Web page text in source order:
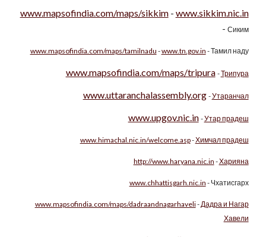
www.mapsofindia.com/maps/sikkim- www.sikkim.nic.in
- Сиким
www.mapsofindia.com/maps/tamilnadu -www.tn.gov.in - Тамил наду
www.mapsofindia.com/maps/tripura -Трипура
www.uttaranchalassembly.org -Утаранчал
www.upgov.nic.in -Утар прадеш
www.himachal.nic.in/welcome.asp-Химчал прадеш
http://www.haryana.nic.in -Харияна
www.chhattisgarh.nic.in - Чхатисгарх
www.mapsofindia.com/maps/dadraandnagarhaveli-Дадра и Нагар
Хавели